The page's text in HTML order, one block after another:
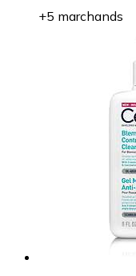
+5 marchands